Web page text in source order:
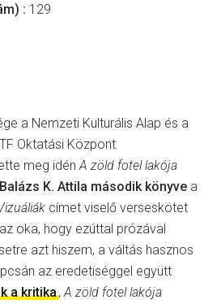
: 129
a Nemzeti Kulturális Alap és a
Oktatási Központ
meg idén A zöld fotel lakója
Balázs K. Attila második könyve a
címet viselő verseskötet
oka, hogy ezúttal prózával
azt hiszem, a váltás hasznos
az eredetiséggel együtt
a kritika, A zöld fotel lakója